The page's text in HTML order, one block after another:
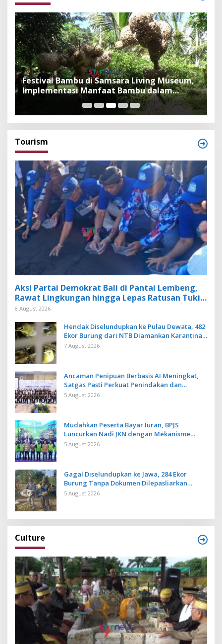
Festival Bambu di Samsara Living Museum,
Implementasi Manfaat Bambu dalam
Kepercayaan Adat dan Budaya Bali
Tourism
Aksi Partai Demokrat Bali di Pantai Lembeng,
Rawat Lingkungan hingga Lepas Ratusan Tukik
Bedawang Nala
8 August 2026
Hendak Diselundupkan ke Pulau Dewata, 482
Ekor Burung dari NTB Diamankan Karantina
Bali
7 August 2026
Ancaman Penipuan Berbasis AI Meningkat,
Satgas Pasti Perkuat Penindakan dan
Pengembangan Aplikasi Anti Penipuan
5 August 2026
Mudahkan Peserta Bayar Iuran, BPJS
Luncurkan Nadi JKN dengan Mekanisme
Menabung
5 August 2026
Gagal Diselundupkan ke Jawa, 284 Ekor
Burung Tanpa Dokumen Dilepasliarkan
Cegah Ancaman Penyakit
5 August 2026
Culture